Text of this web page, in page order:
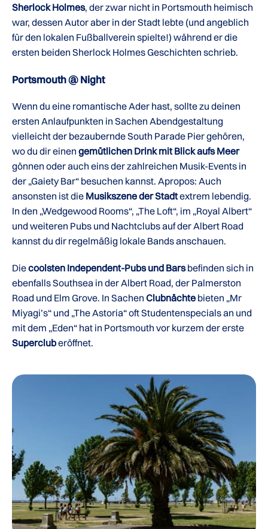
Sherlock Holmes, der zwar nicht in Portsmouth heimisch
war, dessen Autor aber in der Stadt lebte (und angeblich
für den lokalen Fußballverein spielte!) während er die
ersten beiden Sherlock Holmes Geschichten schrieb.
Portsmouth @ Night
Wenn du eine romantische Ader hast, sollte zu deinen
ersten Anlaufpunkten in Sachen Abendgestaltung
vielleicht der bezaubernde South Parade Pier gehören,
wo du dir einen gemütlichen Drink mit Blick aufs Meer
gönnen oder auch eins der zahlreichen Musik-Events in
der „Gaiety Bar“ besuchen kannst. Apropos: Auch
ansonsten ist die Musikszene der Stadtextrem lebendig.
In den „Wedgewood Rooms“, „The Loft“, im „Royal Albert“
und weiteren Pubs und Nachtclubs auf der Albert Road
kannst du dir regelmäßig lokale Bands anschauen.
Diecoolsten Independent-Pubs und Barsbefinden sich in
ebenfalls Southsea in der Albert Road, der Palmerston
Road und Elm Grove. In Sachen Clubnächte bieten „Mr
Miyagi’s“ und „The Astoria“ oft Studentenspecials an und
mit dem „Eden“ hat in Portsmouth vor kurzem der erste
Supercluberöffnet.